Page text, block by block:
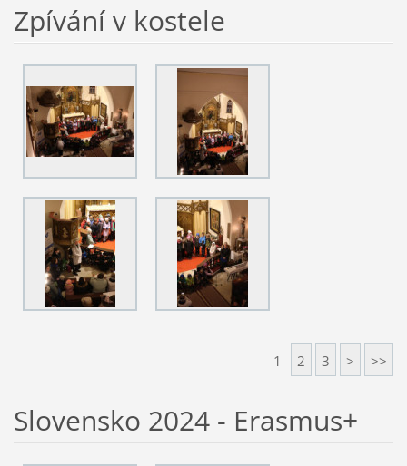
Zpívání v kostele
1 2 3 > >>
Slovensko 2024 - Erasmus+